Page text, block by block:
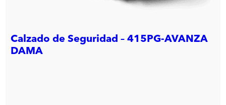
Calzado de Seguridad – 415PG-AVANZA
DAMA